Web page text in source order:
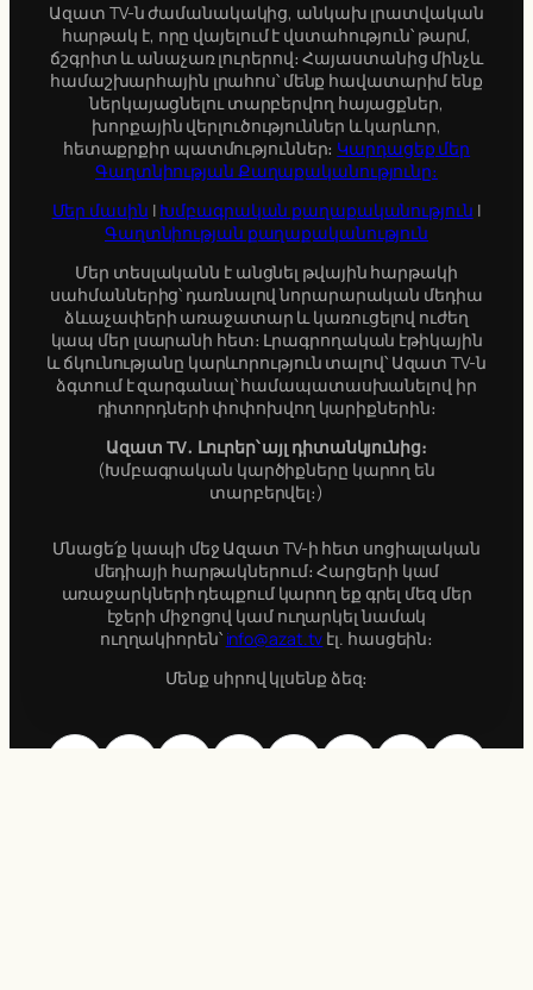
Ազատ TV-ն ժամանակակից, անկախ լրատվական
հարթակ է, որը վայելում է վստահություն՝ թարմ,
ճշգրիտ և անաչառ լուրերով։ Հայաստանից մինչև
համաշխարհային լրահոս՝ մենք հավատարիմ ենք
ներկայացնելու տարբերվող հայացքներ,
խորքային վերլուծություններ և կարևոր,
հետաքրքիր պատմություններ։ Կարդացեք մեր
Գաղտնիության Քաղաքականությունը։
Մեր մասին | Խմբագրական քաղաքականություն |
Գաղտնիության քաղաքականություն
Մեր տեսլականն է անցնել թվային հարթակի
սահմաններից՝ դառնալով նորարարական մեդիա
ձևաչափերի առաջատար և կառուցելով ուժեղ
կապ մեր լսարանի հետ։ Լրագրողական էթիկային
և ճկունությանը կարևորություն տալով՝ Ազատ TV-ն
ձգտում է զարգանալ՝ համապատասխանելով իր
դիտորդների փոփոխվող կարիքներին։
Ազատ TV․ Լուրեր՝ այլ դիտանկյունից։
(Խմբագրական կարծիքները կարող են
տարբերվել։)
Մնացե՛ք կապի մեջ Ազատ TV-ի հետ սոցիալական
մեդիայի հարթակներում։ Հարցերի կամ
առաջարկների դեպքում կարող եք գրել մեզ մեր
էջերի միջոցով կամ ուղարկել նամակ
ուղղակիորեն՝ info@azat.tv էլ. հասցեին։
Մենք սիրով կլսենք ձեզ։